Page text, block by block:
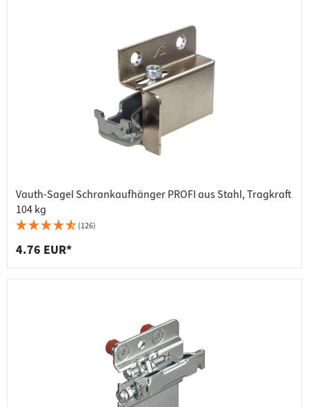
Vauth-Sagel Schrankaufhänger PROFI aus Stahl, Tragkraft
104 kg
(126)
4.76 EUR*